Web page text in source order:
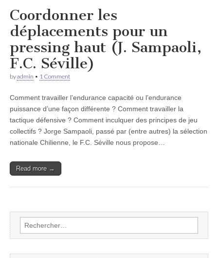
Coordonner les
déplacements pour un
pressing haut (J. Sampaoli,
F.C. Séville)
byadmin • 1 Comment
Comment travailler l’endurance capacité ou l’endurance
puissance d’une façon différente ? Comment travailler la
tactique défensive ? Comment inculquer des principes de jeu
collectifs ? Jorge Sampaoli, passé par (entre autres) la sélection
nationale Chilienne, le F.C. Séville nous propose…
Read more →
Rechercher :